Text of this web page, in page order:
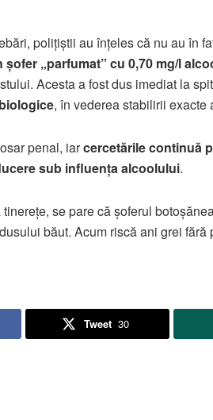
polițiștii au înțeles că nu au în
șofer „parfumat” cu 0,70 mg/l
Acesta a fost dus imediat la
, în vederea stabilirii exacte
penal, iarcercetările continuă
sub influența alcoolului.
se pare că șoferul
băut. Acum riscă ani grei fără
Tweet 30